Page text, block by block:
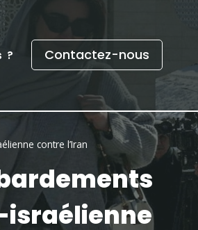
? Contactez-nous
contre l’Iran
israélienne